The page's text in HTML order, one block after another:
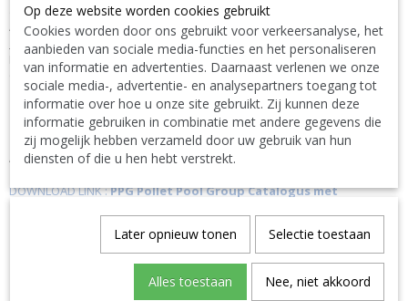
aan VISION afdekplaatjes beschikbaar voor VISION Spectra, VISION
Adagio Pro en VISION Pro.
SPECIFICATIES
Merk: Adagio Diameter: 100 mm Materiaal: PVC Zwembadtype:
Ondergronds : Bovengronds
Link naar de website van de fabrikant:
https://www.duratech.be/en
Alle informatie vindt u in de complete PPG Pollet Pool Group
DOWNLOAD LINK :PPG Pollet Pool Group Catalogus met
N'hésitez pas à nous contacter. Nous livrons également à
Don't hesitate to contact us. We also deliver also abroad.
Bitte zögern Sie nicht uns zu kontaktieren. Wir liefern auch
ins Ausland. TEL: 0032 9 378 24 30 or Mail:
Op deze website worden cookies gebruikt
Cookies worden door ons gebruikt voor verkeersanalyse, het
aanbieden van sociale media-functies en het personaliseren
van informatie en advertenties. Daarnaast verlenen we onze
sociale media-, advertentie- en analysepartners toegang tot
informatie over hoe u onze site gebruikt. Zij kunnen deze
informatie gebruiken in combinatie met andere gegevens die
zij mogelijk hebben verzameld door uw gebruik van hun
diensten of die u hen hebt verstrekt.
Later opnieuw tonen Selectie toestaan
Alles toestaan Nee, niet akkoord